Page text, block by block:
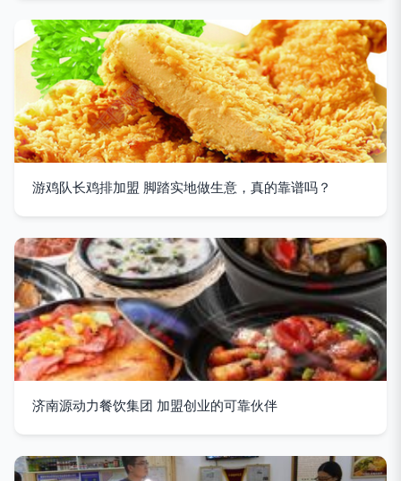
游鸡队长鸡排加盟 脚踏实地做生意，真的靠谱吗？
济南源动力餐饮集团 加盟创业的可靠伙伴